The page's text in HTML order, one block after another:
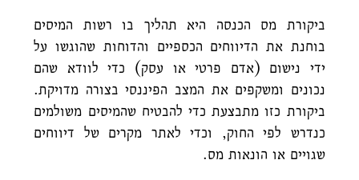
ביקורת מס הכנסה היא תהליך בו רשות המיסים
בוחנת את הדיווחים הכספיים והדוחות שהוגשו על
ידי נישום (אדם פרטי או עסק) כדי לוודא שהם
נכונים ומשקפים את המצב הפיננסי בצורה מדויקת.
ביקורת כזו מתבצעת כדי להבטיח שהמיסים משולמים
כנדרש לפי החוק, וכדי לאתר מקרים של דיווחים
שגויים או הונאות מס.